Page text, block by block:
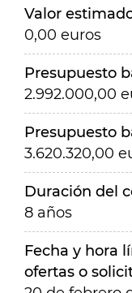
Valor
0,00 euros
Presupuesto
2.992.000,00
Presupuesto
3.620.320,00
Duración del
8 años
Fecha y hora
ofertas o